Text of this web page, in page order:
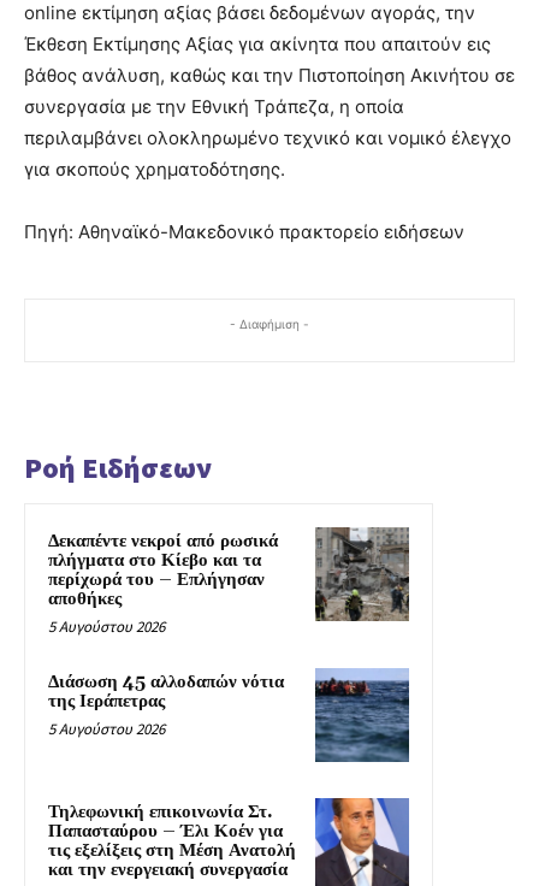
online εκτίμηση αξίας βάσει δεδομένων αγοράς, την
Έκθεση Εκτίμησης Αξίας για ακίνητα που απαιτούν εις
βάθος ανάλυση, καθώς και την Πιστοποίηση Ακινήτου σε
συνεργασία με την Εθνική Τράπεζα, η οποία
περιλαμβάνει ολοκληρωμένο τεχνικό και νομικό έλεγχο
για σκοπούς χρηματοδότησης.
Πηγή: Αθηναϊκό-Μακεδονικό πρακτορείο ειδήσεων
- Διαφήμιση -
Ροή Ειδήσεων
Δεκαπέντε νεκροί από ρωσικά
πλήγματα στο Κίεβο και τα
περίχωρά του – Επλήγησαν
αποθήκες
5 Αυγούστου 2026
Διάσωση 45 αλλοδαπών νότια
της Ιεράπετρας
5 Αυγούστου 2026
Τηλεφωνική επικοινωνία Στ.
Παπασταύρου – Έλι Κοέν για
τις εξελίξεις στη Μέση Ανατολή
και την ενεργειακή συνεργασία